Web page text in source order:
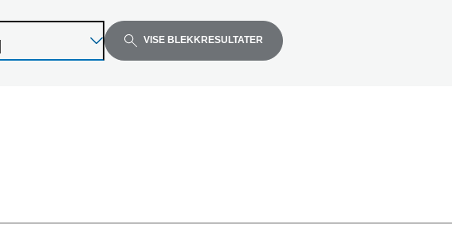
VISE BLEKKRESULTATER